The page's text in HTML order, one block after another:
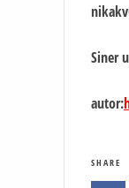
Siner
autor:
SHARE